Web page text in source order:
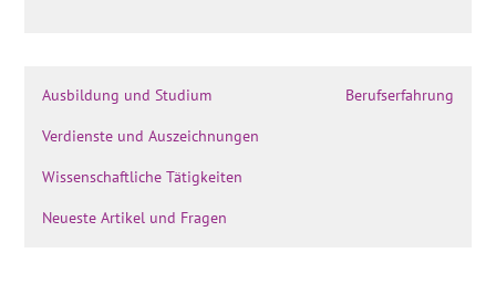
Ausbildung und Studium Berufserfahrung
Verdienste und Auszeichnungen
Wissenschaftliche Tätigkeiten
Neueste Artikel und Fragen